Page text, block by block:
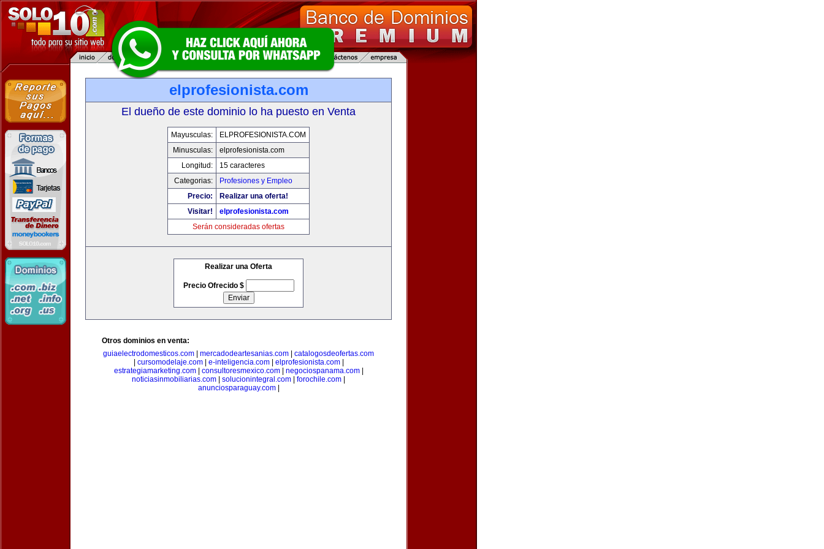
elprofesionista.com
El dueño de este dominio lo ha puesto en Venta
Mayusculas:
ELPROFESIONISTA.COM
Minusculas:
elprofesionista.com
Longitud:
15 caracteres
Categorias:
Profesiones y Empleo
Precio:
Realizar una oferta!
Visitar!
elprofesionista.com
Serán consideradas ofertas
Realizar una Oferta
Precio Ofrecido $
Otros dominios en venta:
guiaelectrodomesticos.com
mercadodeartesanias.com
catalogosdeofertas.com
cursomodelaje.com| e-inteligencia.com| elprofesionista.com|
estrategiamarketing.com| consultoresmexico.com| negociospanama.com|
noticiasinmobiliarias.com
solucionintegral.com forochile.com
anunciosparaguay.com|